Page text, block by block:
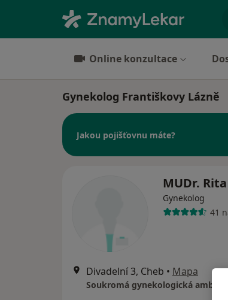
Online konzultace
Gynekolog Františkovy Lázně
Jakou pojišťovnu máte?
MUDr.
Gynekolog
41
Divadelní 3, Cheb • Mapa
Soukromá gynekologická